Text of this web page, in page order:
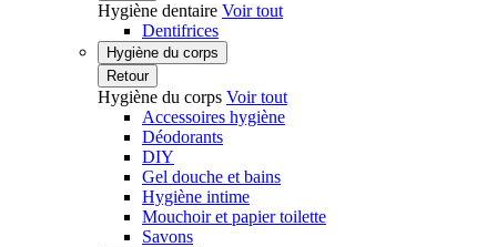
Hygiène dentaire Voir tout
Dentifrices
Hygiène du corps
Retour
Hygiène du corps Voir tout
Accessoires hygiène
Déodorants
DIY
Gel douche et bains
Hygiène intime
Mouchoir et papier toilette
Savons